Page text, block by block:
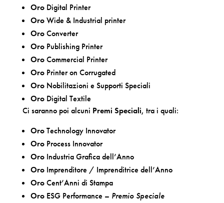
Oro Digital Printer
OroWide & Industrial printer
OroConverter
Oro Publishing Printer
OroCommercial Printer
Oro Printer on Corrugated
Oro Nobilitazioni e Supporti Speciali
Oro Digital Textile
Ci saranno poi alcuni Premi Speciali, tra i quali:
OroTechnology Innovator
Oro Process Innovator
Oro Industria Grafica dell’Anno
Oro Imprenditore / Imprenditrice dell’Anno
OroCent’Anni di Stampa
Oro ESG Performance – Premio Speciale